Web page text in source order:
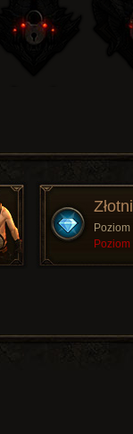
Poziom
Poziom